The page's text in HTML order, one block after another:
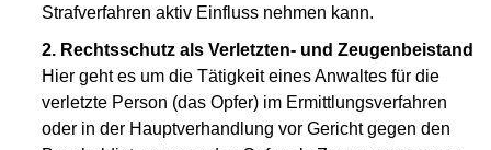
Strafverfahren aktiv Einfluss nehmen kann.
2. Rechtsschutz als Verletzten- und Zeugenbeistand
Hier geht es um die Tätigkeit eines Anwaltes für die
verletzte Person (das Opfer) im Ermittlungsverfahren
oder in der Hauptverhandlung vor Gericht gegen den